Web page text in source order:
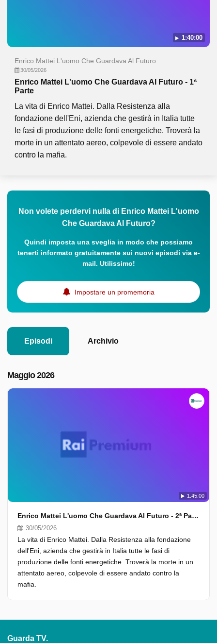
1:40:00
Enrico Mattei L'uomo Che Guardava Al Futuro
30/05/2026
Enrico Mattei L'uomo Che Guardava Al Futuro - 1ª
Parte
La vita di Enrico Mattei. Dalla Resistenza alla
fondazione dell'Eni, azienda che gestirà in Italia tutte
le fasi di produzione delle fonti energetiche. Troverà la
morte in un attentato aereo, colpevole di essere andato
contro la mafia.
Non volete perdervi nulla di Enrico Mattei L'uomo
Che Guardava Al Futuro?
Quindi imposta una sveglia in modo che possiamo
tenerti informato gratuitamente sui nuovi episodi via e-
mail. Utilissimo!
Impostare un promemoria
Episodi Archivio
Maggio 2026
1:45:00
Enrico Mattei L'uomo Che Guardava Al Futuro - 2ª Parte
30/05/2026
La vita di Enrico Mattei. Dalla Resistenza alla fondazione
dell'Eni, azienda che gestirà in Italia tutte le fasi di
produzione delle fonti energetiche. Troverà la morte in un
attentato aereo, colpevole di essere andato contro la
mafia.
Guarda TV.